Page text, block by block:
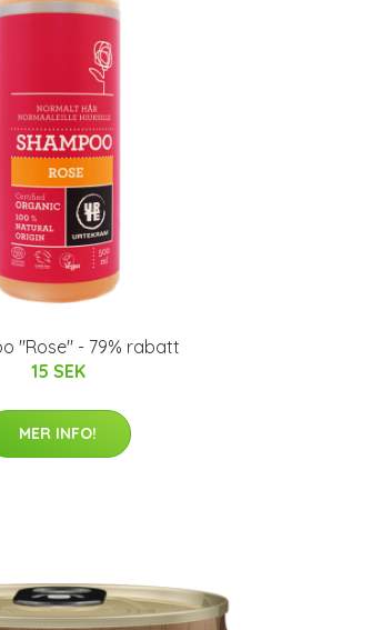
"Rose" - 79% rabatt
15 SEK
MER INFO!